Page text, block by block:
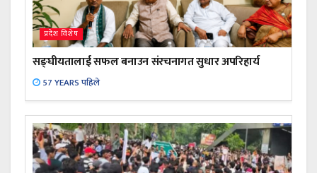
प्रदेश विशेष
सङ्घीयतालाई सफल बनाउन संरचनागत सुधार अपरिहार्य
57 YEARS पहिले